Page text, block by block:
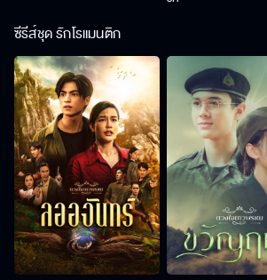
ซีรีส์ชุด รักโรแมนติก